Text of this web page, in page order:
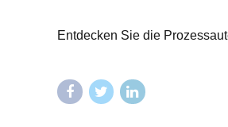
Entdecken Sie die